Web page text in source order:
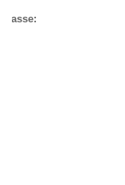
passe: